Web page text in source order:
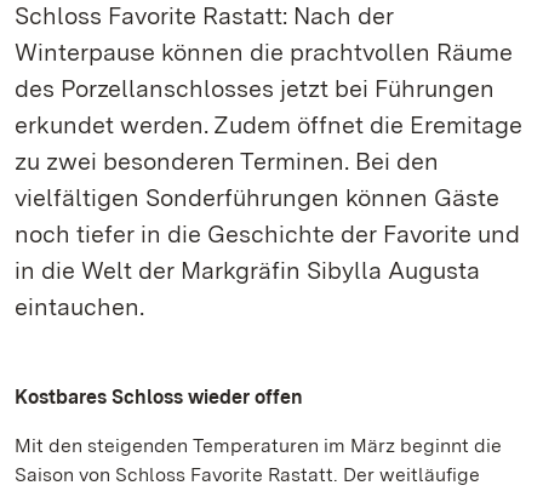
Schloss Favorite Rastatt: Nach der
Winterpause können die prachtvollen Räume
des Porzellanschlosses jetzt bei Führungen
erkundet werden. Zudem öffnet die Eremitage
zu zwei besonderen Terminen. Bei den
vielfältigen Sonderführungen können Gäste
noch tiefer in die Geschichte der Favorite und
in die Welt der Markgräfin Sibylla Augusta
eintauchen.
Kostbares Schloss wieder offen
Mit den steigenden Temperaturen im März beginnt die
Saison von Schloss Favorite Rastatt. Der weitläufige